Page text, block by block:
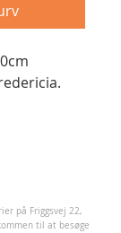
på Friggsvej 22,
til at besøge